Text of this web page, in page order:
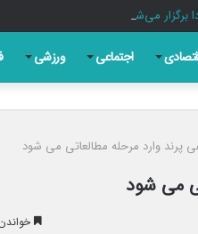
می‌شود
اجتماعی ورزشی
پرند وارد مرحله مطالعاتی می شود
می شود
خواندن این